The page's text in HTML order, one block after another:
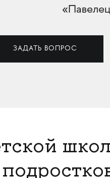
ЗАДАТЬ ВОПРОС